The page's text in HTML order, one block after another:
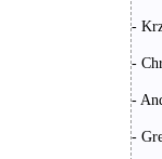
-
-
-
-